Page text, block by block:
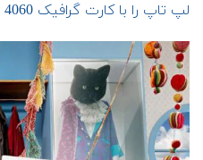
لپ تاپ را با کارت گرافیک 4060